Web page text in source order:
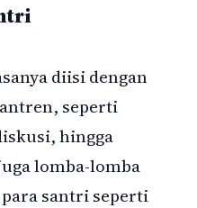
diisi dengan
seperti
hingga
lomba-lomba
santri seperti